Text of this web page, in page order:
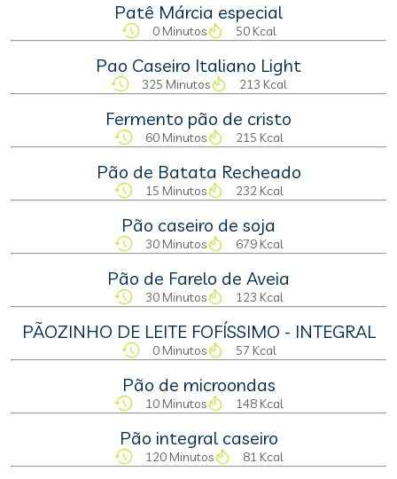
Patê Márcia especial
0 Minutos 50 Kcal
Pao Caseiro Italiano Light
325 Minutos 213 Kcal
Fermento pão de cristo
60 Minutos 215 Kcal
Pão de Batata Recheado
15 Minutos 232 Kcal
Pão caseiro de soja
30 Minutos 679 Kcal
Pão de Farelo de Aveia
30 Minutos 123 Kcal
PÃOZINHO DE LEITE FOFÍSSIMO - INTEGRAL
0 Minutos 57 Kcal
Pão de microondas
10 Minutos 148 Kcal
Pão integral caseiro
120 Minutos 81 Kcal